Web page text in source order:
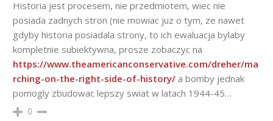
Historia jest procesem, nie przedmiotem, wiec nie
posiada zadnych stron (nie mowiac juz o tym, ze nawet
gdyby historia posiadala strony, to ich ewaluacja bylaby
kompletnie subiektywna, prosze zobaczyc na
https://www.theamericanconservative.com/dreher/ma
rching-on-the-right-side-of-history/ a bomby jednak
pomogly zbudowac lepszy swiat w latach 1944-45…
0